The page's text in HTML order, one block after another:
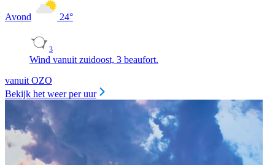
Avond 24°
3
Wind vanuit zuidoost, 3 beaufort.
vanuit OZO
Bekijk het weer per uur